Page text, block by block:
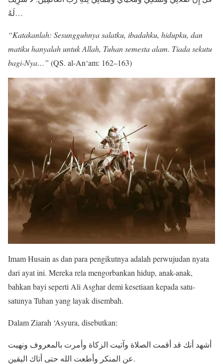
لَهُ…
“Katakanlah: Sesungguhnya salatku, ibadahku, hidupku, dan
matiku hanyalah untuk Allah, Tuhan semesta alam. Tiada sekutu
bagi-Nya…” (QS. al-An‘am: 162–163)
Imam Husain as dan para pengikutnya adalah perwujudan nyata
dari ayat ini. Mereka rela mengorbankan hidup, anak-anak,
bahkan bayi seperti Ali Asghar demi kesetiaan kepada satu-
satunya Tuhan yang layak disembah.
Dalam Ziarah ‘Asyura, disebutkan:
أشهد أنك قد أقمت الصلاة وآتيت الزكاة وأمرت بالمعروف ونهيت
عن المنكر وأطعت الله حتى أتاك اليقين.